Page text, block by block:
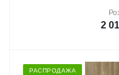
2
РАСПРОДАЖА